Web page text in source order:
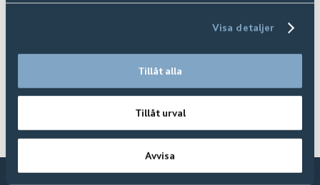
Visa detaljer
Tillåt alla
Tillåt urval
Avvisa
Se hela sortimentet
Ta mig dit!
Hitta din återförsäljare
Hitta nu